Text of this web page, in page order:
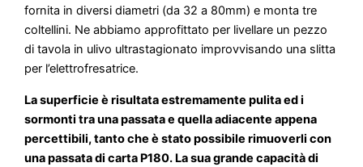
fornita in diversi diametri (da 32 a 80mm) e monta tre
coltellini. Ne abbiamo approfittato per livellare un pezzo
di tavola in ulivo ultrastagionato improvvisando una slitta
per l’elettrofresatrice.
La superficie è risultata estremamente pulita ed i
sormonti tra una passata e quella adiacente appena
percettibili, tanto che è stato possibile rimuoverli con
una passata di carta P180. La sua grande capacità di